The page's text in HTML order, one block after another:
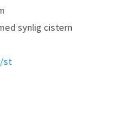
synlig cistern
st